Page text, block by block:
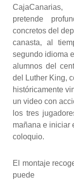
CajaCanarias,
pretende
concretos del
canasta, al
segundo idioma
alumnos del
del Luther King,
históricamente
un video con
los tres
mañana e iniciar
coloquio.
El montaje
puede